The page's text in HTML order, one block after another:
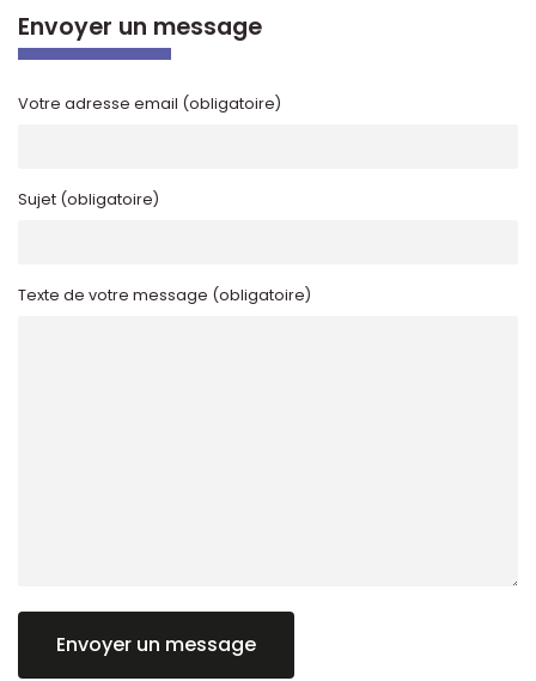
Envoyer un message
Votre adresse email (obligatoire)
Sujet (obligatoire)
Texte de votre message (obligatoire)